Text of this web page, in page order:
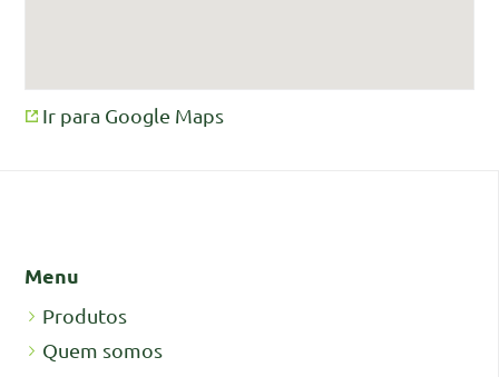
Ir para Google Maps
Menu
Produtos
Quem somos